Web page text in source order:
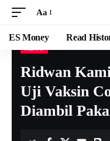
Aa
ES Money Read
Ridwan
Uji Vaksin
Diambil